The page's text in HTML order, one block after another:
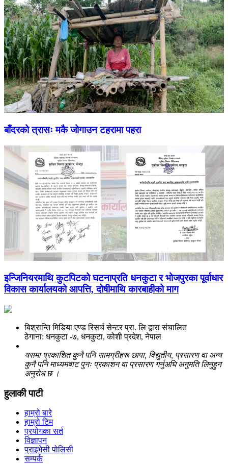
बाँदरको त्रासः मकै जोगाउन टहरामा पहरा
इन्जिनियरमाथि कुटपिटको घटनाप्रति धनकुटा र भोजपुरका पूर्वाधार
विकास कार्यालयको आपत्ति, दोषीमाथि कारबाहीको माग
बिश्रान्ति मिडिया एण्ड रिसर्च सेन्टर प्रा. लि द्वारा संचालित
ठेगाना: धनकुटा -७, धनकुटा, कोशी प्रदेश, नेपाल
यसमा प्रकाशित कुनै पनि सामग्रीहरू छापा, विद्युतीय, प्रसारण वा अन्य
कुनै पनि माध्यमबाट पुनः प्रकाशन वा प्रसारण गर्नुअघि अनुमति लिनुहुन
अनुरोध छ ।
हुलाकी पाटी
हाम्रो बारे
हाम्रो टिम
प्रयोगका सर्त
विज्ञापन
प्राइभेसी पोलिसी
सम्पर्क